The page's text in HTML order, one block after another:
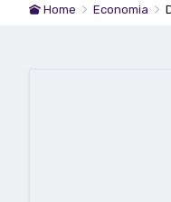
Home Economia